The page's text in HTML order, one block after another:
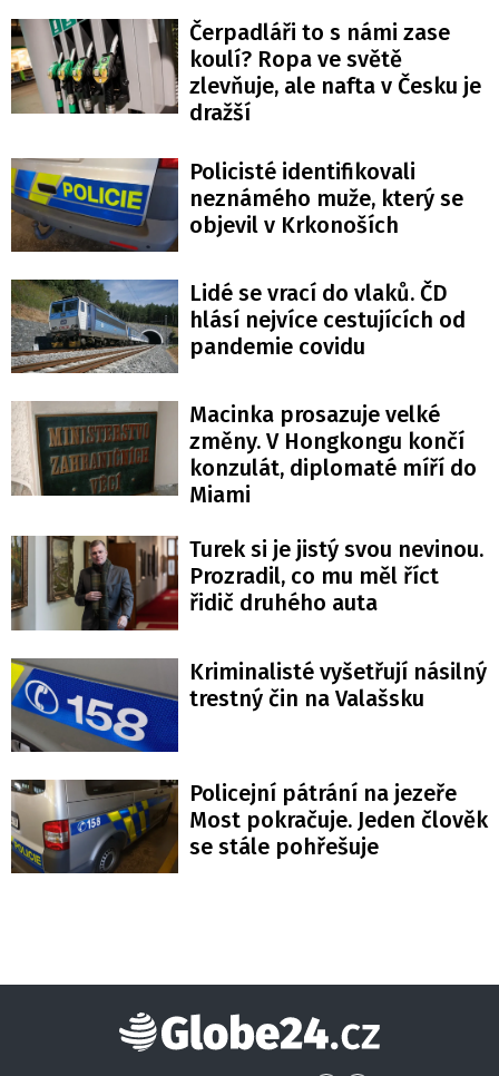
Čerpadláři to s námi zase
koulí? Ropa ve světě
zlevňuje, ale nafta v Česku je
dražší
Policisté identifikovali
neznámého muže, který se
objevil v Krkonoších
Lidé se vrací do vlaků. ČD
hlásí nejvíce cestujících od
pandemie covidu
Macinka prosazuje velké
změny. V Hongkongu končí
konzulát, diplomaté míří do
Miami
Turek si je jistý svou nevinou.
Prozradil, co mu měl říct
řidič druhého auta
Kriminalisté vyšetřují násilný
trestný čin na Valašsku
Policejní pátrání na jezeře
Most pokračuje. Jeden člověk
se stále pohřešuje
Globe24